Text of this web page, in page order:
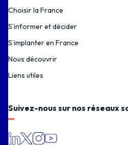
Choisir la France
S’informer et décider
S’implanter en France
Nous découvrir
Liens utiles
Suivez-nous sur nos réseaux